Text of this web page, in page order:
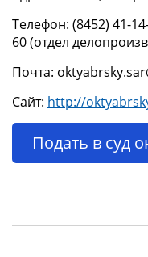
Телефон: (8452) 41-
60 (отдел
Почта:
Сайт: http://
Подать в суд